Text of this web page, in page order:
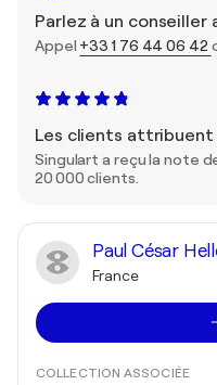
Parlez à un conseiller
Appel +33 1 76 44 06 42
Les clients attribuent
Singulart a reçu la note
20 000 clients.
Paul César
France
COLLECTION ASSOCIÉE